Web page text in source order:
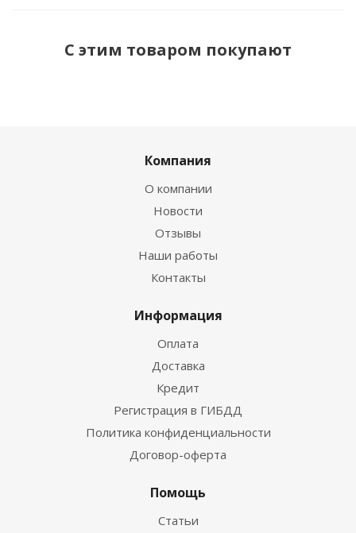
С этим товаром покупают
Компания
О компании
Новости
Отзывы
Наши работы
Контакты
Информация
Оплата
Доставка
Кредит
Регистрация в ГИБДД
Политика конфиденциальности
Договор-оферта
Помощь
Статьи